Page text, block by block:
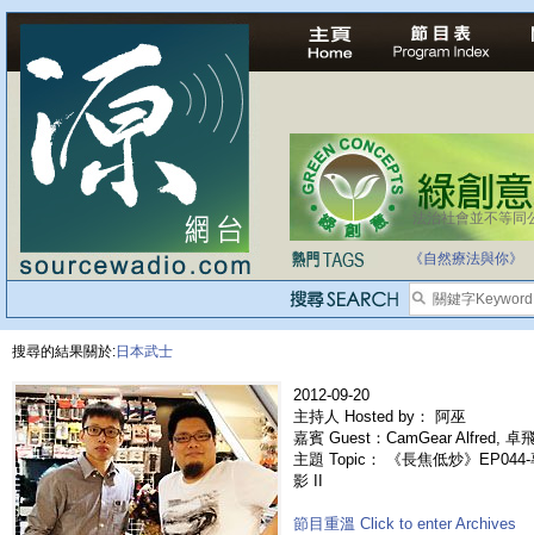
法治社會並不等同
自家教育合法化-
《自然療法與你》
搜尋的結果關於:日本武士
2012-09-20
主持人 Hosted by： 阿巫
嘉賓 Guest：CamGear Alfred, 卓
主題 Topic： 《長焦低炒》
影 II
節目重溫 Click to enter Archives